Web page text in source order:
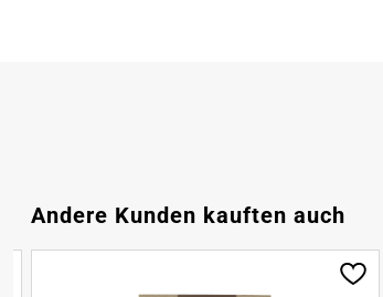
Produktgalerie überspringen
Andere Kunden kauften auch